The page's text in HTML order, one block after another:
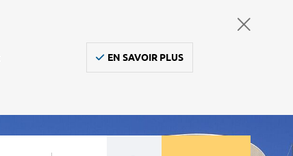
EN SAVOIR PLUS